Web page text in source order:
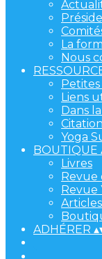
La
Nous
Liens
Dans
Yoga
BOUTIQUE
Livres
Revue
Revue
ADHÉRER ▴